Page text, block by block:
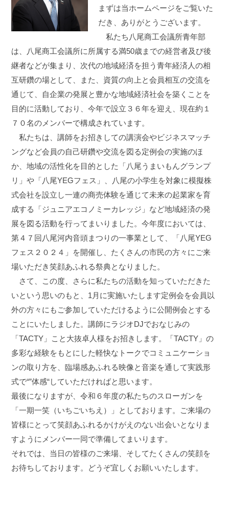
まずは当ホームページをご覧いた
だき、ありがとうございます。
私たち八尾商工会議所青年部
は、八尾商工会議所に所属する満50歳までの経営者及び後
継者などが集まり、次代の地域経済を担う青年経済人の相
互研鑽の場として、また、資質の向上と会員相互の交流を
通じて、自企業の発展と豊かな地域経済社会を築くことを
目的に活動しており、今年で設立３６年を迎え、現在約１
７０名のメンバーで構成されています。
私たちは、講師をお招きしての講演会やビジネスマッチ
ングなど会員の自己研鑽や交流を図る定例会の実施のほ
か、地域の活性化を目的とした「八尾うまいもんグランプ
リ」や「八尾YEGフェス」、八尾の小学生を対象に模擬株
式会社を設立し一連の商売体験を通じて未来の起業家を育
成する「ジュニアエコノミーカレッジ」など地域経済の発
展を図る活動を行ってまいりました。今年度においては、
第４７回八尾河内音頭まつりの一事業として、「八尾YEG
フェス２０２４」を開催し、たくさんの市民の方々にご来
場いただき笑顔あふれる祭典となりました。
さて、この度、さらに私たちの活動を知っていただきた
いという思いのもと、1月に実施いたします定例会を会員以
外の方々にもご参加していただけるように公開例会とする
ことにいたしました。講師にラジオDJでおなじみの
「TACTY」こと大抜卓人様をお招きします。「TACTY」の
多彩な経験をもとにした軽快なトークでコミュニケーショ
ンの取り方を、臨場感あふれる映像と音楽を通して実践形
式で“”体感“していただければと思います。
最後になりますが、令和６年度の私たちのスローガンを
「一期一笑（いちごいちえ）」としております。ご来場の
皆様にとって笑顔あふれるかけがえのない出会いとなりま
すようにメンバー一同で準備してまいります。
それでは、当日の皆様のご来場、そしてたくさんの笑顔を
お待ちしております。どうぞ宜しくお願いいたします。